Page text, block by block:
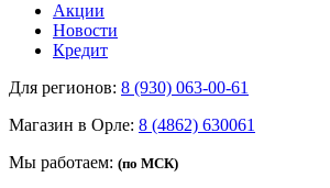
Акции
Новости
Кредит
Для регионов: 8 (930) 063-00-61
Магазин в Орле: 8 (4862) 630061
Мы работаем: (по МСК)